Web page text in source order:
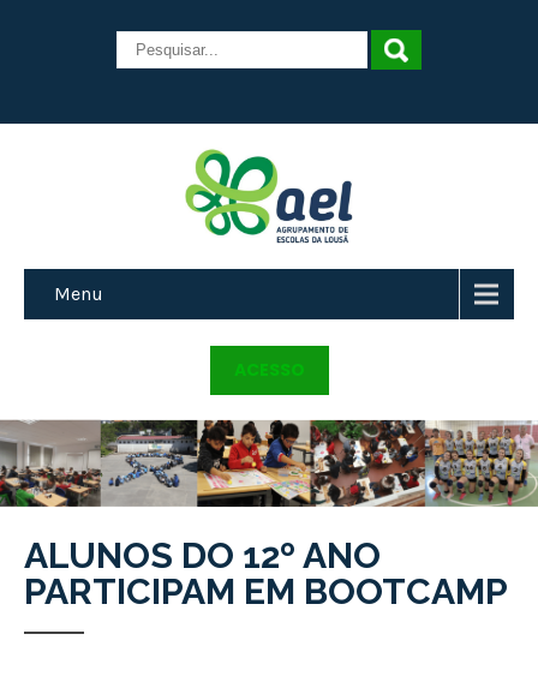
Menu
ACESSO
ALUNOS DO 12º ANO
PARTICIPAM EM BOOTCAMP